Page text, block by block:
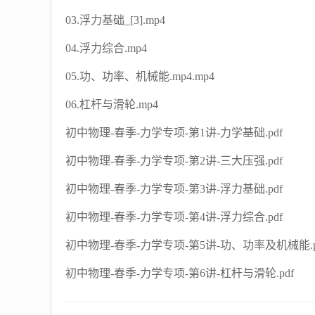
03.浮力基础_[3].mp4
04.浮力综合.mp4
05.功、功率、机械能.mp4.mp4
06.杠杆与滑轮.mp4
初中物理-春季-力学专项-第1讲-力学基础.pdf
初中物理-春季-力学专项-第2讲-三大压强.pdf
初中物理-春季-力学专项-第3讲-浮力基础.pdf
初中物理-春季-力学专项-第4讲-浮力综合.pdf
初中物理-春季-力学专项-第5讲-功、功率及机械能
初中物理-春季-力学专项-第6讲-杠杆与滑轮.pdf